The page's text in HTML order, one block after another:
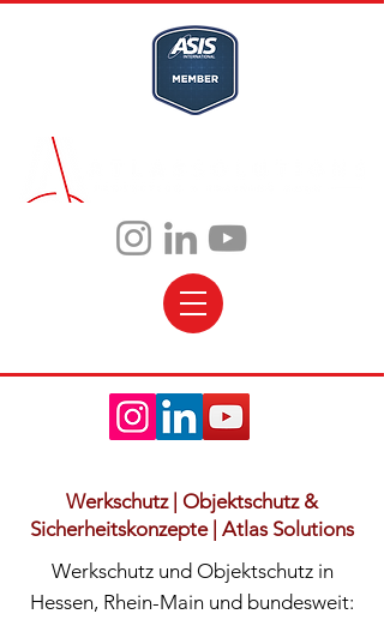
Werkschutz | Objektschutz &
Sicherheitskonzepte | Atlas Solutions
Werkschutz und Objektschutz in
Hessen, Rhein-Main und bundesweit: